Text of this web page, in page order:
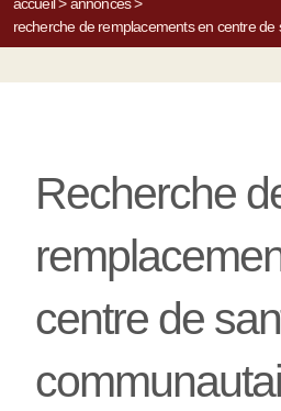
recherche de remplacements en centre
Recherche
centre de